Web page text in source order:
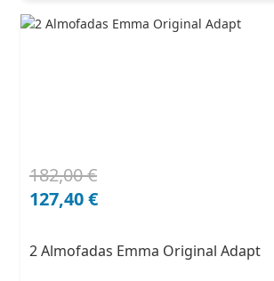
182,00€
O
preço
182,00 €.
127,40€
O
preço
127,40 €.
2 Almofadas Emma Original Adapt